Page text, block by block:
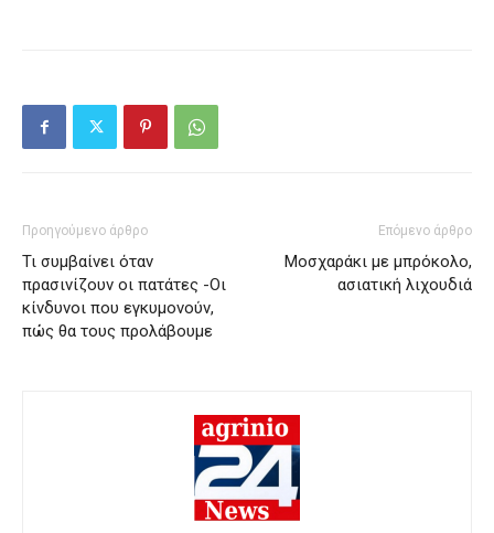
Προηγούμενο άρθρο
Τι συμβαίνει όταν
πρασινίζουν οι πατάτες -Οι
κίνδυνοι που εγκυμονούν,
πώς θα τους προλάβουμε
Επόμενο άρθρο
Μοσχαράκι με μπρόκολο,
ασιατική λιχουδιά